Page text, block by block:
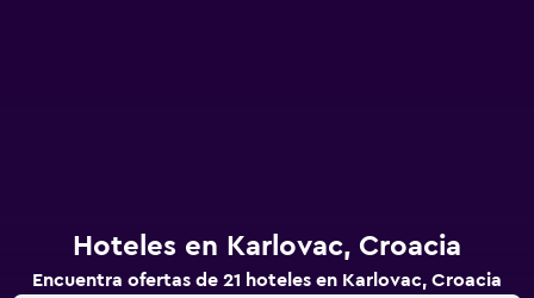
Hoteles en Karlovac, Croacia
Encuentra ofertas de 21 hoteles en Karlovac, Croacia